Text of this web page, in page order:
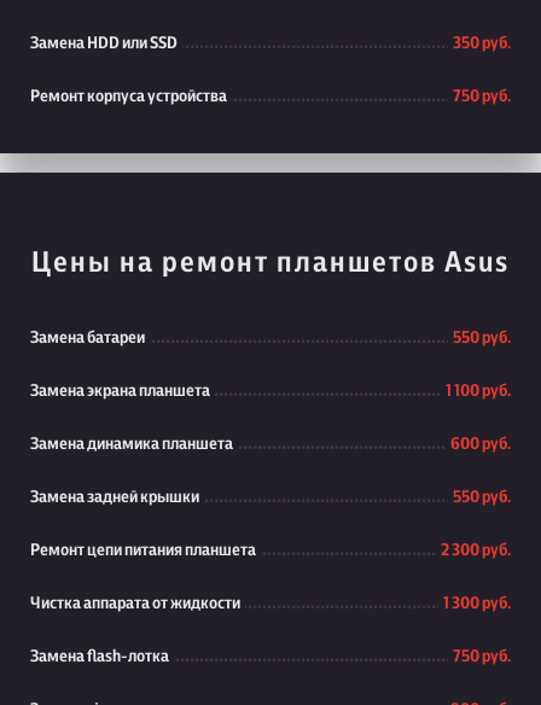
Замена HDD или SSD 350 руб.
Ремонт корпуса устройства 750 руб.
Цены на ремонт планшетов Asus
Замена батареи 550 руб.
Замена экрана планшета 1 100 руб.
Замена динамика планшета 600 руб.
Замена задней крышки 550 руб.
Ремонт цепи питания планшета 2 300 руб.
Чистка аппарата от жидкости 1 300 руб.
Замена flash-лотка 750 руб.